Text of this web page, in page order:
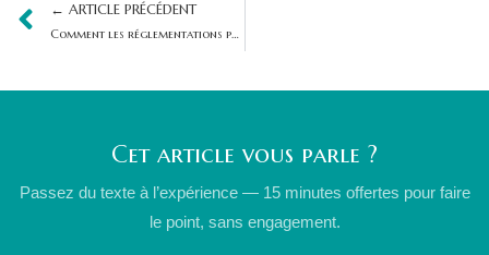
← ARTICLE PRÉCÉDENT
Comment les réglementations protègent-elles le Bien-être des salariés dans le monde ?
Cet article vous parle ?
Passez du texte à l’expérience — 15 minutes offertes pour faire
le point, sans engagement.